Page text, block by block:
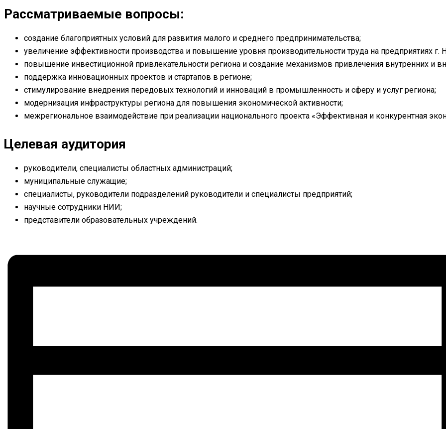
Рассматриваемые вопросы:
создание благоприятных условий для развития малого и среднего предпринимательства;
увеличение эффективности производства и повышение уровня производительности труда на предприятиях г.
повышение инвестиционной привлекательности региона и создание механизмов привлечения внутренних и
поддержка инновационных проектов и стартапов в регионе;
стимулирование внедрения передовых технологий и инноваций в промышленность и сферу и услуг региона;
модернизация инфраструктуры региона для повышения экономической активности;
межрегиональное взаимодействие при реализации национального проекта «Эффективная и конкурентная
Целевая аудитория
руководители, специалисты областных администраций;
муниципальные служащие;
специалисты, руководители подразделений руководители и специалисты предприятий;
научные сотрудники НИИ;
представители образовательных учреждений.